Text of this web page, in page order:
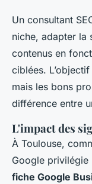
Un consultant
niche, adapter la
contenus en
ciblées.
mais les bons
différence entre
L'impact des
À Toulouse,
Google privilégie
fiche Google